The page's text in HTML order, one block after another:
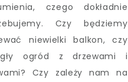
czego dokładnie
Czy będziemy
niewielki balkon, czy
ogród z drzewami i
Czy zależy nam na